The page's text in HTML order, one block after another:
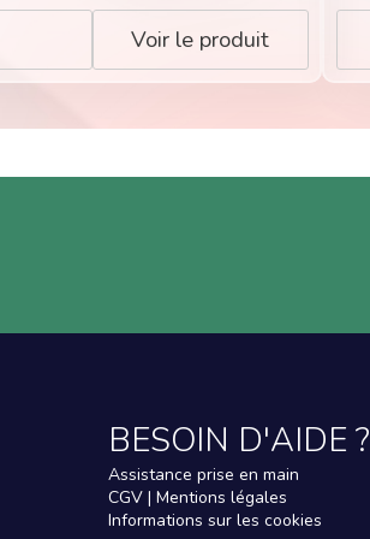
Voir le produit
BESOIN D'AIDE ?
Assistance prise en main
CGV | Mentions légales
Informations sur les cookies